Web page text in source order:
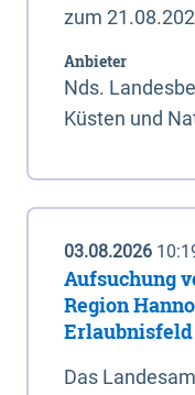
zum
Anbieter
Nds.
Küsten und
03.08.2026
Aufsuchung
Region
Das